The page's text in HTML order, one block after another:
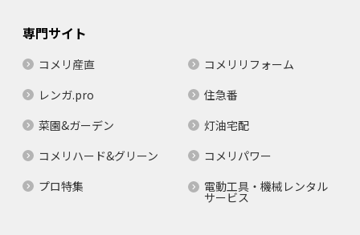
専門サイト
コメリ産直
コメリリフォーム
レンガ.pro
住急番
菜園&ガーデン
灯油宅配
コメリハード&グリーン
コメリパワー
プロ特集
電動工具・機械レンタル
サービス